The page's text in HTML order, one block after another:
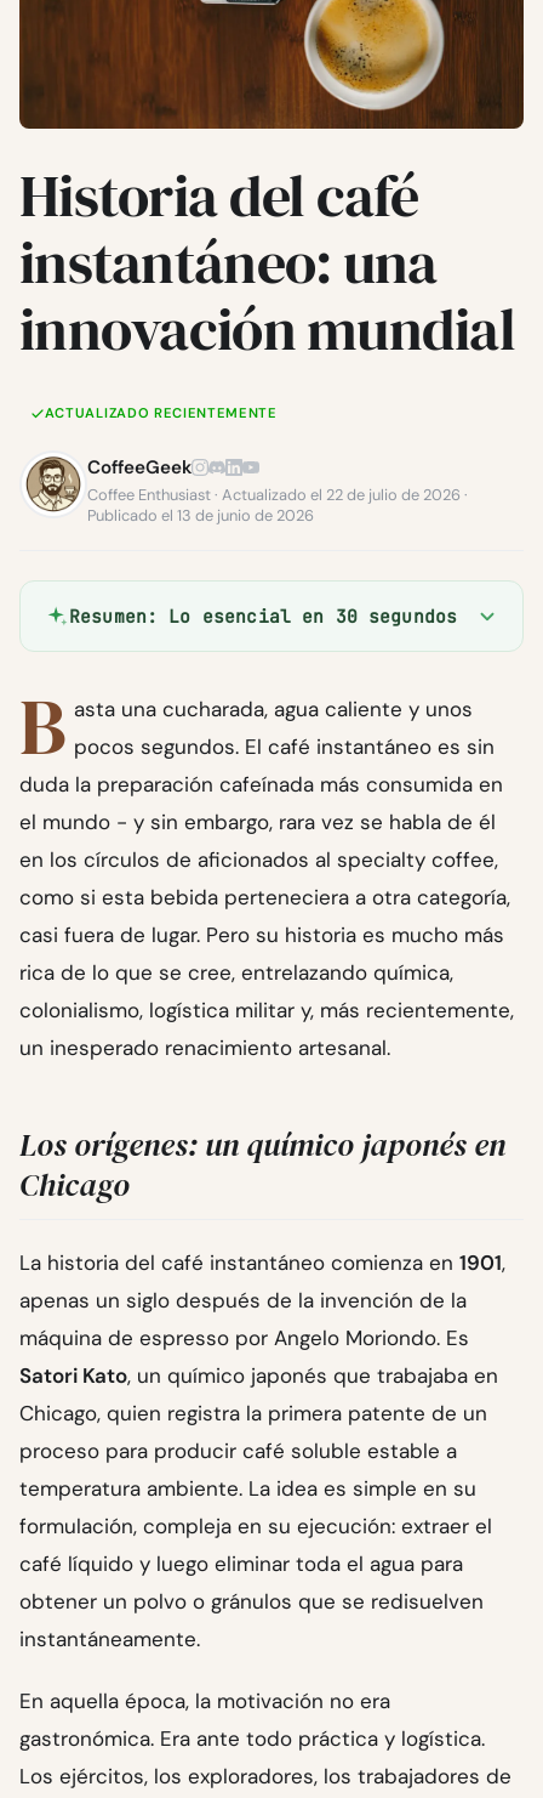
Historia del café
instantáneo: una
innovación mundial
ACTUALIZADO RECIENTEMENTE
CoffeeGeek
Coffee Enthusiast · Actualizado el 22 de julio de 2026 ·
Publicado el 13 de junio de 2026
Resumen: Lo esencial en 30 segundos
B asta una cucharada, agua caliente y unos
pocos segundos. El café instantáneo es sin
duda la preparación cafeínada más consumida en
el mundo - y sin embargo, rara vez se habla de él
en los círculos de aficionados al specialty coffee,
como si esta bebida perteneciera a otra categoría,
casi fuera de lugar. Pero su historia es mucho más
rica de lo que se cree, entrelazando química,
colonialismo, logística militar y, más recientemente,
un inesperado renacimiento artesanal.
Los orígenes: un químico japonés en
Chicago
La historia del café instantáneo comienza en 1901,
apenas un siglo después de la invención de la
máquina de espresso por Angelo Moriondo. Es
Satori Kato, un químico japonés que trabajaba en
Chicago, quien registra la primera patente de un
proceso para producir café soluble estable a
temperatura ambiente. La idea es simple en su
formulación, compleja en su ejecución: extraer el
café líquido y luego eliminar toda el agua para
obtener un polvo o gránulos que se redisuelven
instantáneamente.
En aquella época, la motivación no era
gastronómica. Era ante todo práctica y logística.
Los ejércitos, los exploradores, los trabajadores de